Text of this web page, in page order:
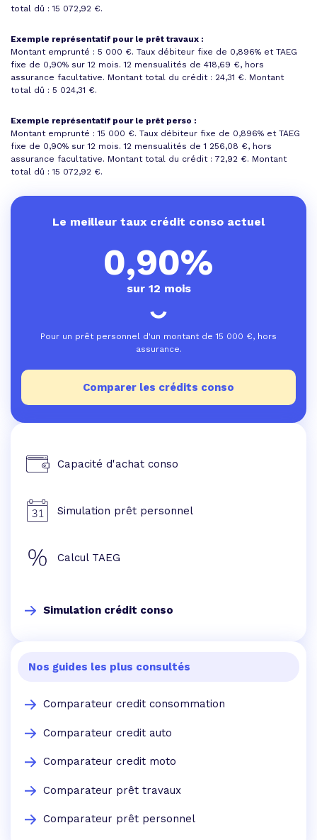
total dû : 15 072,92 €.
Exemple représentatif pour le prêt travaux :
Montant emprunté : 5 000 €. Taux débiteur fixe de 0,896% et TAEG
fixe de 0,90% sur 12 mois.12 mensualités de 418,69 €, hors
assurance facultative. Montant total du crédit : 24,31 €. Montant
total dû : 5 024,31 €.
Exemple représentatif pour le prêt perso :
Montant emprunté : 15 000 €. Taux débiteur fixe de 0,896% et TAEG
fixe de 0,90% sur 12 mois.12 mensualités de 1 256,08 €, hors
assurance facultative. Montant total du crédit : 72,92 €. Montant
total dû : 15 072,92 €.
Le meilleur taux crédit conso actuel
0,90%
sur 12 mois
Pour un prêt personnel d'un montant de 15 000 €, hors
assurance.
Comparer les crédits conso
Capacité d'achat conso
Simulation prêt personnel
Calcul TAEG
Simulation crédit conso
Nos guides les plus consultés
Comparateur credit consommation
Comparateur credit auto
Comparateur credit moto
Comparateur prêt travaux
Comparateur prêt personnel